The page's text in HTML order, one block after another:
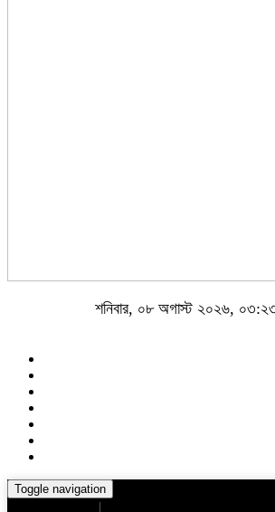
শনিবার, ০৮ অগাস্ট ২০২৬,
Toggle navigation